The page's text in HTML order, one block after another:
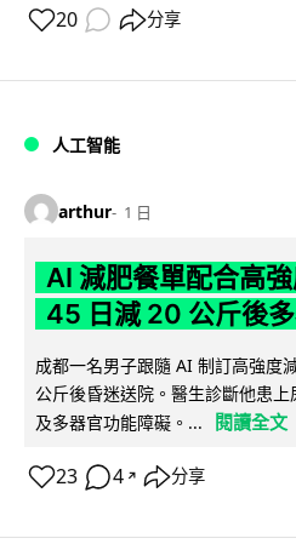
20 分享
人工智能
arthur 1 日
AI 減肥餐單配合高
45 日減 20 公斤後
成都一名男子跟隨 AI 制訂高強度
公斤後昏迷送院。醫生診斷他患
及多器官功能障礙。...
閱讀全文
23 4 ↗ 分享